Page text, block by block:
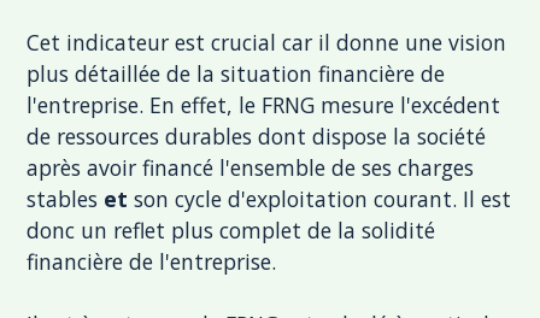
Cet indicateur est crucial car il donne une vision
plus détaillée de la situation financière de
l'entreprise. En effet, le FRNG mesure l'excédent
de ressources durables dont dispose la société
après avoir financé l'ensemble de ses charges
stables et son cycle d'exploitation courant. Il est
donc un reflet plus complet de la solidité
financière de l'entreprise.